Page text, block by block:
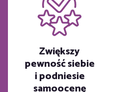
Zwiększy
pewność siebie
i podniesie